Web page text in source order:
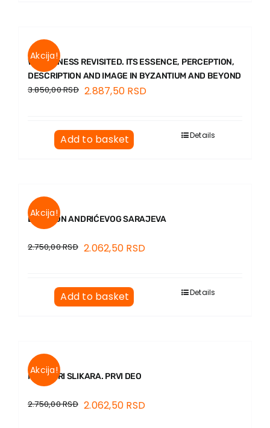
Akcija!
WILDERNESS REVISITED. ITS ESSENCE, PERCEPTION,
DESCRIPTION AND IMAGE IN BYZANTIUM AND BEYOND
3.850,00RSD 2.887,50 RSD
Add to basket Details
Akcija!
LEKSIKON ANDRIĆEVOG SARAJEVA
2.750,00RSD 2.062,50 RSD
Add to basket Details
Akcija!
MEMOARI SLIKARA. PRVI DEO
2.750,00RSD 2.062,50 RSD